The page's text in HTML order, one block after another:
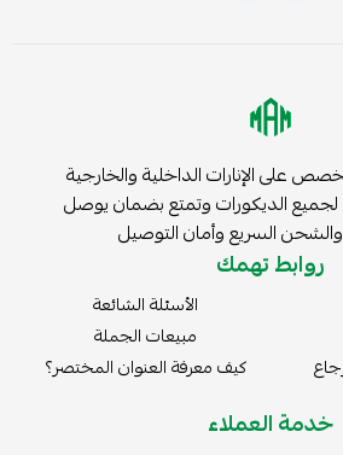
على الإنارات الداخلية والخارجية
لجميع الديكورات وتمتع بضمان يوصل
روابط تهمك
الأسئلة الشائعة
مبيعات الجملة
كيف معرفة العنوان المختصر؟
خدمة العملاء